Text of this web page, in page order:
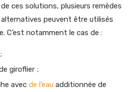
ces solutions, plusieurs remèdes
peuvent être utilisés
C’est notamment le cas de :
giroflier ;
avec de l’eau additionnée de